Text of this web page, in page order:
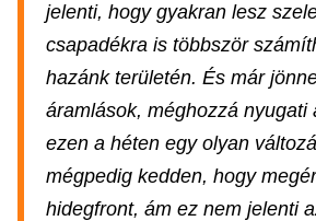
jelenti, hogy gyakran lesz
csapadékra is többször
hazánk területén. És már
áramlások, méghozzá nyugati
ezen a héten egy olyan
mégpedig kedden, hogy
hidegfront, ám ez nem jelenti